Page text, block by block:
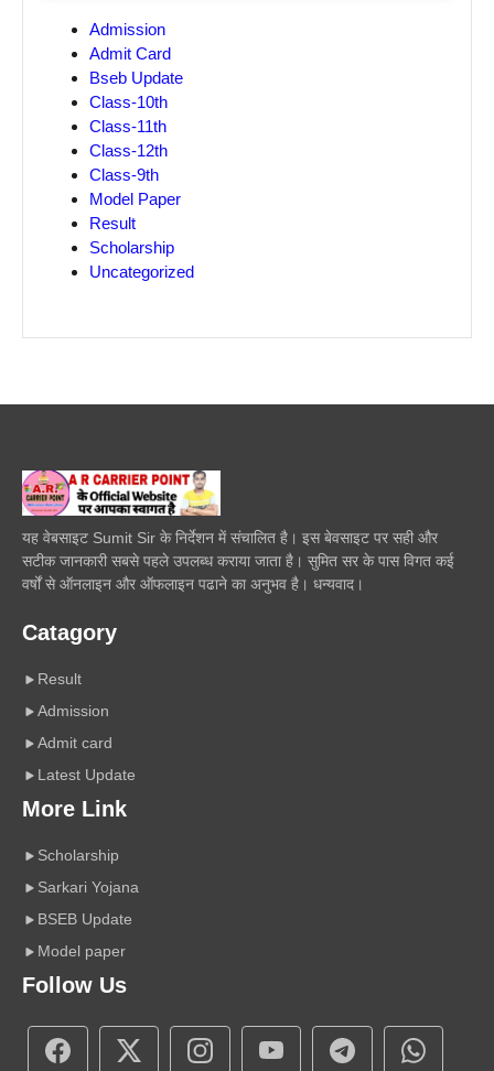
Admission
Admit Card
Bseb Update
Class-10th
Class-11th
Class-12th
Class-9th
Model Paper
Result
Scholarship
Uncategorized
यह वेबसाइट Sumit Sir के निर्देशन में संचालित है। इस बेवसाइट पर सही और
सटीक जानकारी सबसे पहले उपलब्ध कराया जाता है। सुमित सर के पास विगत कई
वर्षों से ऑनलाइन और ऑफलाइन पढाने का अनुभव है। धन्यवाद।
Catagory
Result
Admission
Admit card
Latest Update
More Link
Scholarship
Sarkari Yojana
BSEB Update
Model paper
Follow Us